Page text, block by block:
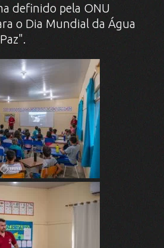
definido pela ONU
o Dia Mundial da Água